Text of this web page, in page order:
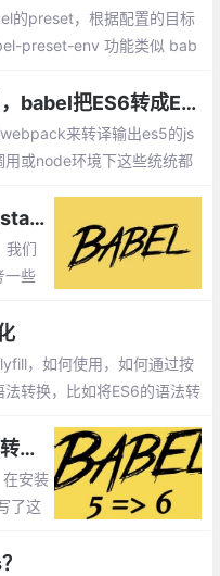
的preset，根据配置的目标
preset-env 功能类似 bab
深入理解Babel原理及其使用，babel把ES6转成ES5的原理是什么？
来转译输出es5的js
或node环境下这些统统都
Babel中的stage-0,stage-1,stage-2以及stage-3的作用（转）
我们
一些
，如何使用，如何通过按
转换，比如将ES6的语法转
、方法。
ES6之Babel的各种坑总结【转载】
安装
了这
bab